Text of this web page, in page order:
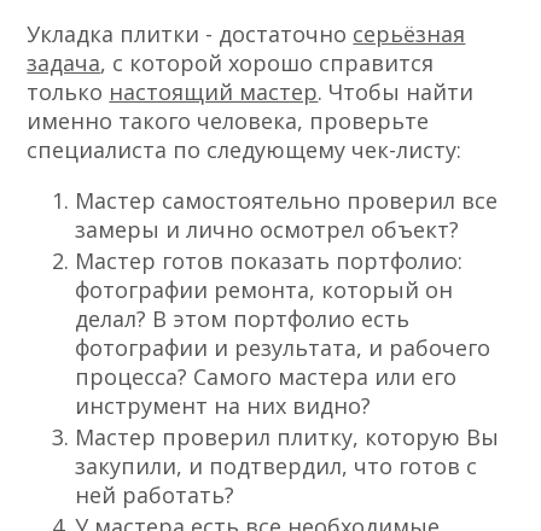
Укладка плитки - достаточно серьёзная
задача, с которой хорошо справится
только настоящий мастер. Чтобы найти
именно такого человека, проверьте
специалиста по следующему чек-листу:
Мастер самостоятельно проверил все
замеры и лично осмотрел объект?
Мастер готов показать портфолио:
фотографии ремонта, который он
делал? В этом портфолио есть
фотографии и результата, и рабочего
процесса? Самого мастера или его
инструмент на них видно?
Мастер проверил плитку, которую Вы
закупили, и подтвердил, что готов с
ней работать?